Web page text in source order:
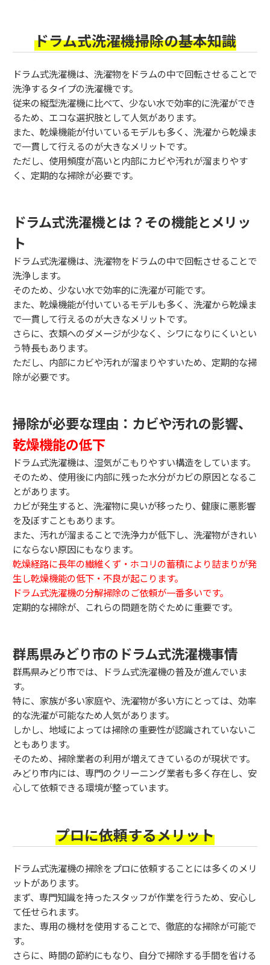
ドラム式洗濯機掃除の基本知識
ドラム式洗濯機は、洗濯物をドラムの中で回転させることで
洗浄するタイプの洗濯機です。
従来の縦型洗濯機に比べて、少ない水で効率的に洗濯ができ
るため、エコな選択肢として人気があります。
また、乾燥機能が付いているモデルも多く、洗濯から乾燥ま
で一貫して行えるのが大きなメリットです。
ただし、使用頻度が高いと内部にカビや汚れが溜まりやす
く、定期的な掃除が必要です。
ドラム式洗濯機とは？その機能とメリッ
ト
ドラム式洗濯機は、洗濯物をドラムの中で回転させることで
洗浄します。
そのため、少ない水で効率的に洗濯が可能です。
また、乾燥機能が付いているモデルも多く、洗濯から乾燥ま
で一貫して行えるのが大きなメリットです。
さらに、衣類へのダメージが少なく、シワになりにくいとい
う特長もあります。
ただし、内部にカビや汚れが溜まりやすいため、定期的な掃
除が必要です。
掃除が必要な理由：カビや汚れの影響、
乾燥機能の低下
ドラム式洗濯機は、湿気がこもりやすい構造をしています。
そのため、使用後に内部に残った水分がカビの原因となるこ
とがあります。
カビが発生すると、洗濯物に臭いが移ったり、健康に悪影響
を及ぼすこともあります。
また、汚れが溜まることで洗浄力が低下し、洗濯物がきれい
にならない原因にもなります。
乾燥経路に長年の繊維くず・ホコリの蓄積により詰まりが発
生し乾燥機能の低下・不良が起こります。
ドラム式洗濯機の分解掃除のご依頼が一番多いです。
定期的な掃除が、これらの問題を防ぐために重要です。
群馬県みどり市のドラム式洗濯機事情
群馬県みどり市では、ドラム式洗濯機の普及が進んでいま
す。
特に、家族が多い家庭や、洗濯物が多い方にとっては、効率
的な洗濯が可能なため人気があります。
しかし、地域によっては掃除の重要性が認識されていないこ
ともあります。
そのため、掃除業者の利用が増えてきているのが現状です。
みどり市内には、専門のクリーニング業者も多く存在し、安
心して依頼できる環境が整っています。
プロに依頼するメリット
ドラム式洗濯機の掃除をプロに依頼することには多くのメリ
ットがあります。
まず、専門知識を持ったスタッフが作業を行うため、安心し
て任せられます。
また、専用の機材を使用することで、徹底的な掃除が可能で
す。
さらに、時間の節約にもなり、自分で掃除する手間を省ける